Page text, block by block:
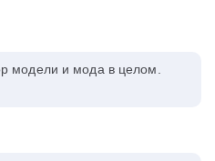
модели и мода в целом.